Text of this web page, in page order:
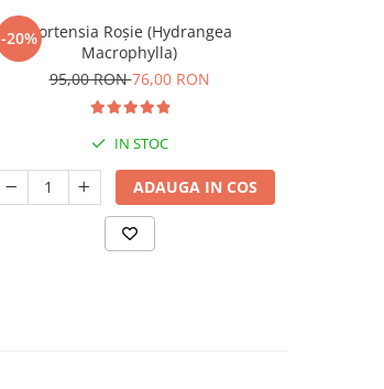
-20%Hortensia Roșie (Hydrangea
Macrophylla)
95,00 RON76,00 RON
IN STOC
ADAUGA IN COS